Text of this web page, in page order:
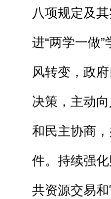
八项规定及
进“两学一做
风转变，政
决策，主动
和民主协商
件。持续强
共资源交易